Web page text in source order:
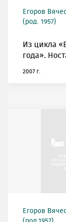
Егоров
(род. 1957)
Из цикла
года».
2007 г.
Егоров